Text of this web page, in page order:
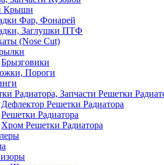
Крыши
Фар, Фонарей
Заглушки ПТФ
(Nose Cut)
Брызговики
Пороги
Радиатора, Запчасти Решетки
Дефлектор Решетки Радиатора
Решетки Радиатора
Хром Решетки Радиатора